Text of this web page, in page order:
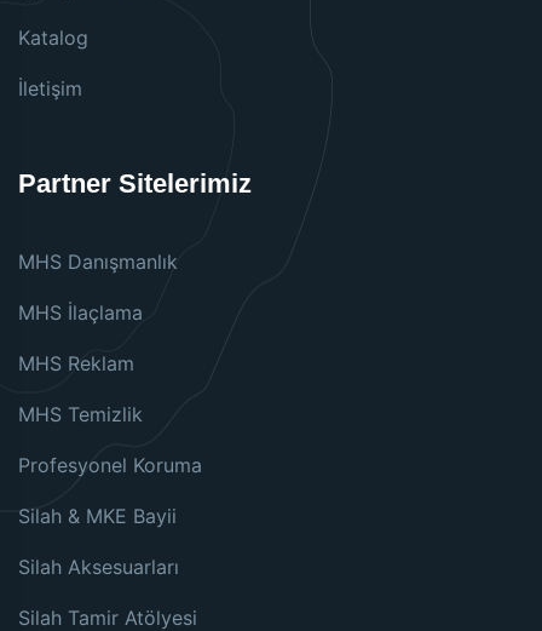
Katalog
İletişim
Partner Sitelerimiz
MHS Danışmanlık
MHS İlaçlama
MHS Reklam
MHS Temizlik
Profesyonel Koruma
Silah & MKE Bayii
Silah Aksesuarları
Silah Tamir Atölyesi